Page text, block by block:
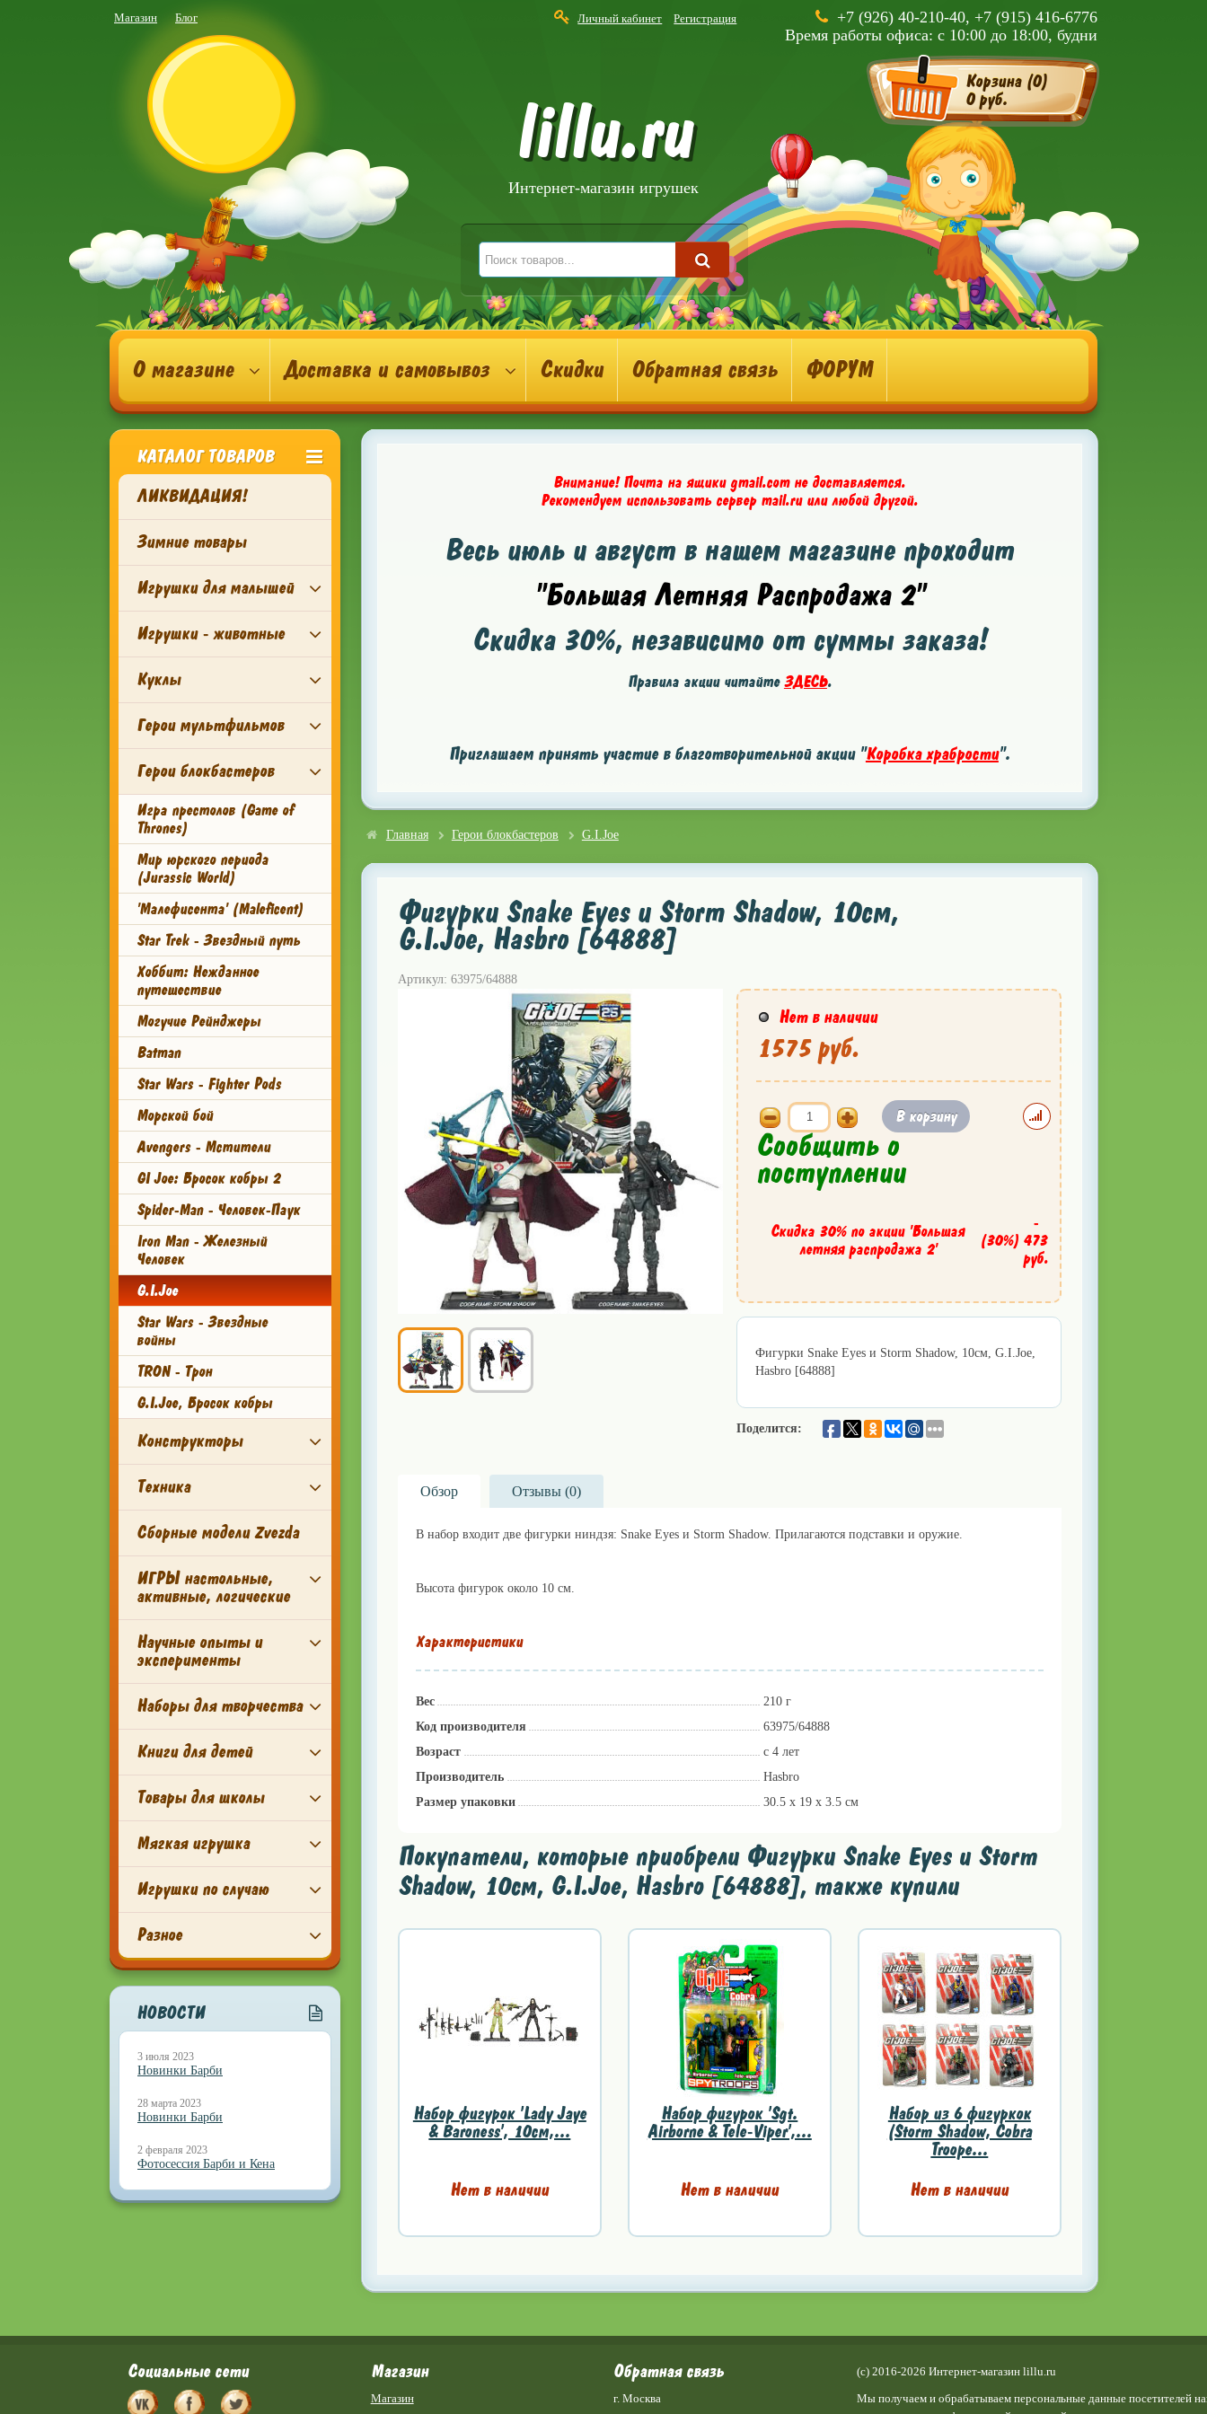
Магазин Блог Личный кабинет Регистрация
+7 (926) 40-210-40, +7 (915) 416-6776
Время работы офиса: с 10:00 до 18:00, будни
lillu.ru
Интернет-магазин игрушек
Корзина (0)
0 руб.
О магазине Доставка и самовывоз Скидки Обратная связь ФОРУМ
КАТАЛОГ ТОВАРОВ
ЛИКВИДАЦИЯ!
Зимние товары
Игрушки для малышей
Игрушки - животные
Куклы
Герои мультфильмов
Герои блокбастеров
Игра престолов (Game of
Thrones)
Мир юрского периода
(Jurassic World)
'Малефисента' (Maleficent)
Star Trek - Звездный путь
Хоббит: Нежданное
путешествие
Могучие Рейнджеры
Batman
Star Wars - Fighter Pods
Морской бой
Avengers - Мстители
GI Joe: Бросок кобры 2
Spider-Man - Человек-Паук
Iron Man - Железный
Человек
G.I.Joe
Star Wars - Звездные
войны
TRON - Трон
G.I.Joe, Бросок кобры
Конструкторы
Техника
Сборные модели Zvezda
ИГРЫ настольные,
активные, логические
Научные опыты и
эксперименты
Наборы для творчества
Книги для детей
Товары для школы
Мягкая игрушка
Игрушки по случаю
Разное
НОВОСТИ
3 июля 2023
Новинки Барби
28 марта 2023
Новинки Барби
2 февраля 2023
Фотосессия Барби и Кена
Внимание! Почта на ящики gmail.com не доставляется.
Рекомендуем использовать сервер mail.ru или любой другой.
Весь июль и август в нашем магазине проходит
"Большая Летняя Распродажа 2"
Скидка 30%, независимо от суммы заказа!
Правила акции читайтеЗДЕСЬ.
Приглашаем принять участие в благотворительной акции "Коробка храбрости".
Главная Герои блокбастеров G.I.Joe
Фигурки Snake Eyes и Storm Shadow, 10см,
G.I.Joe, Hasbro [64888]
Артикул: 63975/64888
Нет в наличии
1575 руб.
В корзину
Сообщить о
поступлении
Скидка 30% по акции 'Большая
летняя распродажа 2'
(30%)
-
473
руб.
Фигурки Snake Eyes и Storm Shadow, 10см, G.I.Joe,
Hasbro [64888]
Поделится:
Обзор Отзывы (0)
В набор входит две фигурки ниндзя: Snake Eyes и Storm Shadow. Прилагаются подставки и оружие.
Высота фигурок около 10 см.
Характеристики
Вес
210 г
Код производителя
63975/64888
Возраст
с 4 лет
Производитель
Hasbro
Размер упаковки
30.5 х 19 х 3.5 см
Покупатели, которые приобрели Фигурки Snake Eyes и Storm
Shadow, 10см, G.I.Joe, Hasbro [64888], также купили
Набор фигурок 'Lady Jaye
& Baroness', 10см,...
Нет в наличии
Набор фигурок 'Sgt.
Airborne & Tele-Viper',...
Нет в наличии
Набор из 6 фигуркок
(Storm Shadow, Cobra
Troope...
Нет в наличии
Социальные сети Магазин
Магазин
Обратная связь
г. Москва
(c) 2016-2026 Интернет-магазин lillu.ru
Мы получаем и обрабатываем персональные данные посетителей